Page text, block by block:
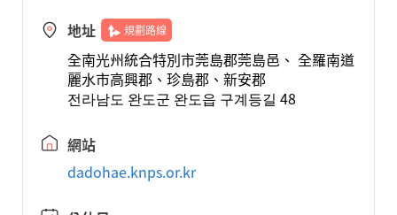
地址 規劃路線
全南光州統合特別市莞島郡莞島邑、 全羅南道
麗水市高興郡、珍島郡、新安郡
전라남도 완도군 완도읍 구계등길 48
網站
dadohae.knps.or.kr